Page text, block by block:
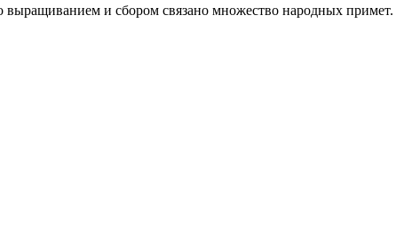
выращиванием и сбором связано множество народных примет.